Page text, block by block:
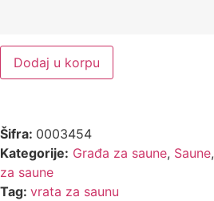
Dodaj u korpu
Šifra: 0003454
Kategorije: Građa za saune, Saune,
za saune
Tag: vrata za saunu